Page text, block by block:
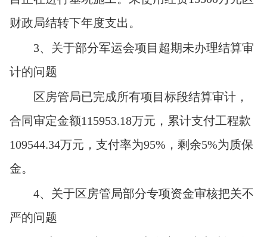
财政局结转下年度支出。
3、关于部分军运会项目超期未办理结算审
计的问题
区房管局已完成所有项目标段结算审计，
合同审定金额115953.18万元，累计支付工程款
109544.34万元，支付率为95%，剩余5%为质保
金。
4、关于区房管局部分专项资金审核把关不
严的问题